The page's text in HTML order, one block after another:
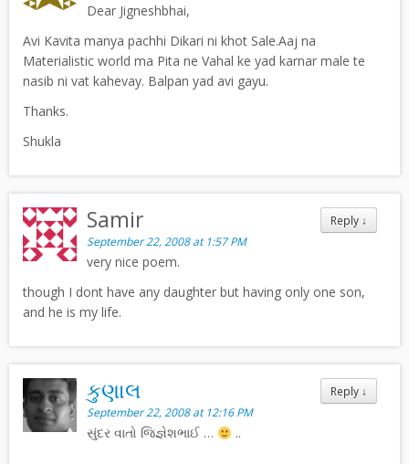
Dear Jigneshbhai,
Avi Kavita manya pachhi Dikari ni khot Sale.Aaj na
Materialistic world ma Pita ne Vahal ke yad karnar male te
nasib ni vat kahevay. Balpan yad avi gayu.
Thanks.
Shukla
Reply ↓
Samir
September 22, 2008 at 1:57 PM
very nice poem.
though I dont have any daughter but having only one son,
and he is my life.
Reply ↓
કુણાલ
September 22, 2008 at 12:16 PM
સુંદર વાતો જિજ્ઞેશભાઈ … ..